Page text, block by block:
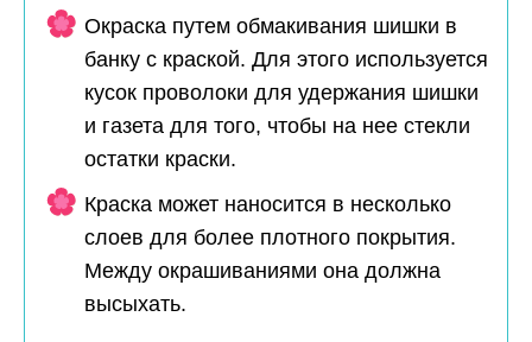
Окраска путем обмакивания шишки в
банку с краской. Для этого используется
кусок проволоки для удержания шишки
и газета для того, чтобы на нее стекли
остатки краски.
Краска может наносится в несколько
слоев для более плотного покрытия.
Между окрашиваниями она должна
высыхать.